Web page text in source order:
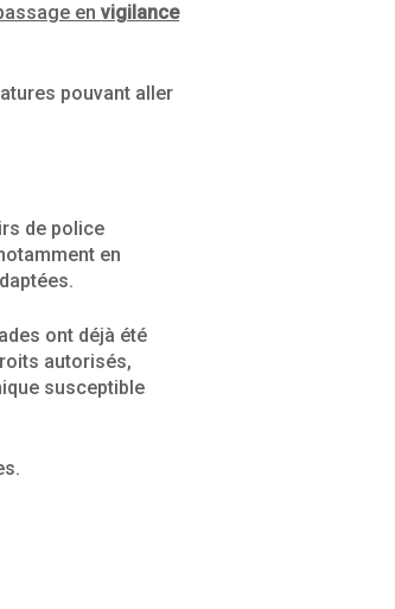
envigilance
pouvant aller
de police
en
ont déjà été
autorisés,
susceptible